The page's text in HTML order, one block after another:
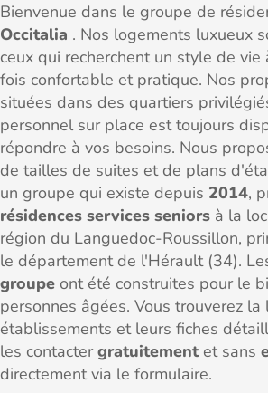
Bienvenue dans le groupe de
Occitalia . Nos logements luxueux
ceux qui recherchent un style de
fois confortable et pratique. Nos
situées dans des quartiers
personnel sur place est toujours
répondre à vos besoins. Nous
de tailles de suites et de plans
un groupe qui existe depuis 2014,
résidences services seniors à la
région du Languedoc-Roussillon,
le département de l'Hérault (34).
groupe ont été construites pour le
personnes âgées. Vous trouverez la
établissements et leurs fiches
les contactergratuitement et sans
directement via le formulaire.